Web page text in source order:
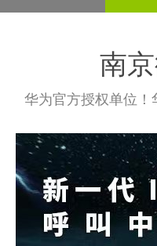
南
华为官方授权单位！